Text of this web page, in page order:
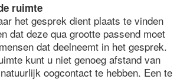
ruimte
het gesprek dient plaats te vinden
dat deze qua grootte passend moet
dat deelneemt in het gesprek.
kunt u niet genoeg afstand van
oogcontact te hebben. Een te